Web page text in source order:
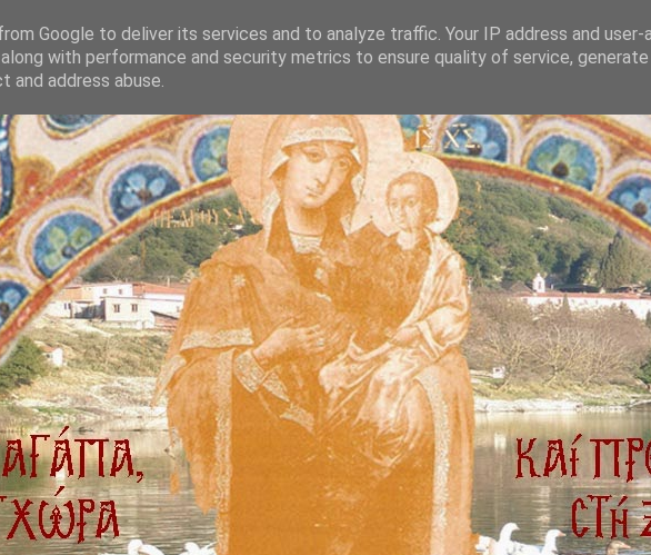
Google to deliver its services and to analyze traffic. Your IP address and user-
with performance and security metrics to ensure quality of service, generate
address abuse.